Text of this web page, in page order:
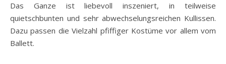
Das Ganze ist liebevoll inszeniert, in teilweise
quietschbunten und sehr abwechselungsreichen Kullissen.
Dazu passen die Vielzahl pfiffiger Kostüme vor allem vom
Ballett.